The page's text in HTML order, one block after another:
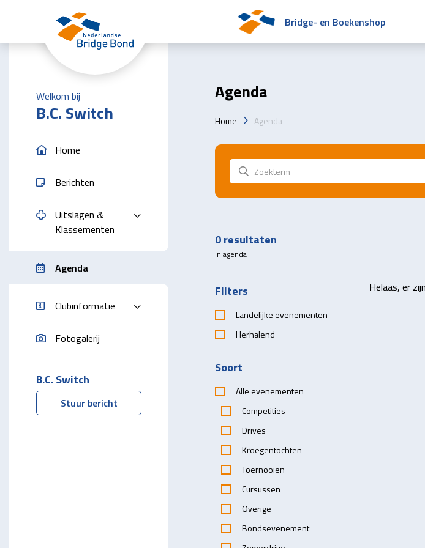
Bridge- en Boekenshop
Welkom bij
B.C. Switch
Home
Berichten
Uitslagen &
Klassementen
Agenda
Clubinformatie
Fotogalerij
B.C. Switch
Stuur bericht
Agenda
Home Agenda
0resultaten
in agenda
Filters
Landelijke evenementen
Herhalend
Soort
Alle evenementen
Competities
Drives
Kroegentochten
Toernooien
Cursussen
Overige
Bondsevenement
Helaas, er